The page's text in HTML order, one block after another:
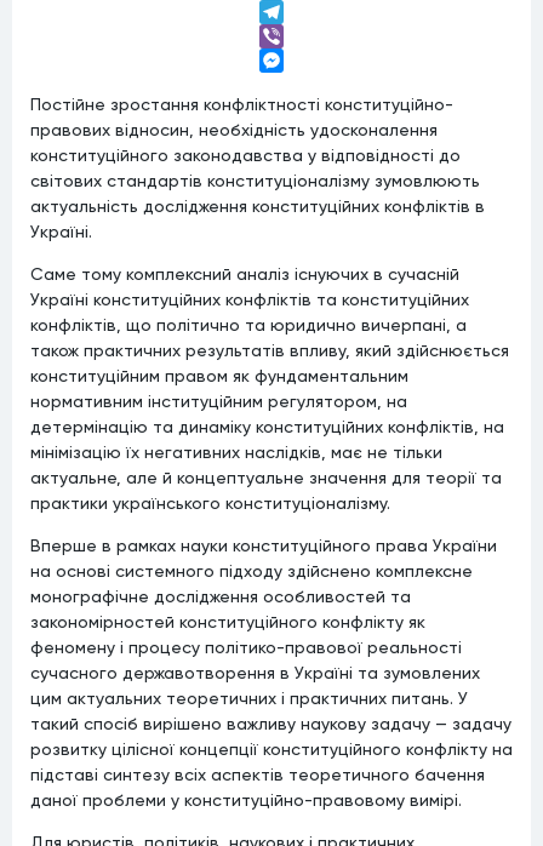
LinkedIn
Telegram
Viber
Постійне зростання конфліктності конституційно-
правових відносин, необхідність удосконалення
конституційного законодавства у відповідності до
світових стандартів конституціоналізму зумовлюють
актуальність дослідження конституційних конфліктів в
Україні.
Саме тому комплексний аналіз існуючих в сучасній
Україні конституційних конфліктів та конституційних
конфліктів, що політично та юридично вичерпані, а
також практичних результатів впливу, який здійснюється
конституційним правом як фундаментальним
нормативним інституційним регулятором, на
детермінацію та динаміку конституційних конфліктів, на
мінімізацію їх негативних наслідків, має не тільки
актуальне, але й концептуальне значення для теорії та
практики українського конституціоналізму.
Вперше в рамках науки конституційного права України
на основі системного підходу здійснено комплексне
монографічне дослідження особливостей та
закономірностей конституційного конфлікту як
феномену і процесу політико-правової реальності
сучасного державотворення в Україні та зумовлених
цим актуальних теоретичних і практичних питань. У
такий спосіб вирішено важливу наукову задачу — задачу
розвитку цілісної концепції конституційного конфлікту на
підставі синтезу всіх аспектів теоретичного бачення
даної проблеми у конституційно-правовому вимірі.
Для юристів, політиків, наукових і практичних